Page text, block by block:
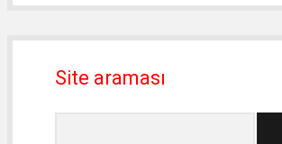
Site araması